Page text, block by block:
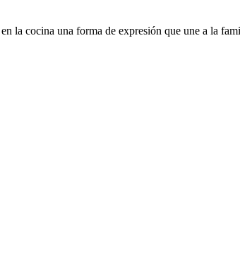
la cocina una forma de expresión que une a la